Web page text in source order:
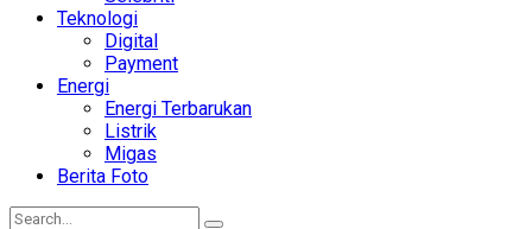
Teknologi
Digital
Payment
Energi
Energi Terbarukan
Listrik
Migas
Berita Foto